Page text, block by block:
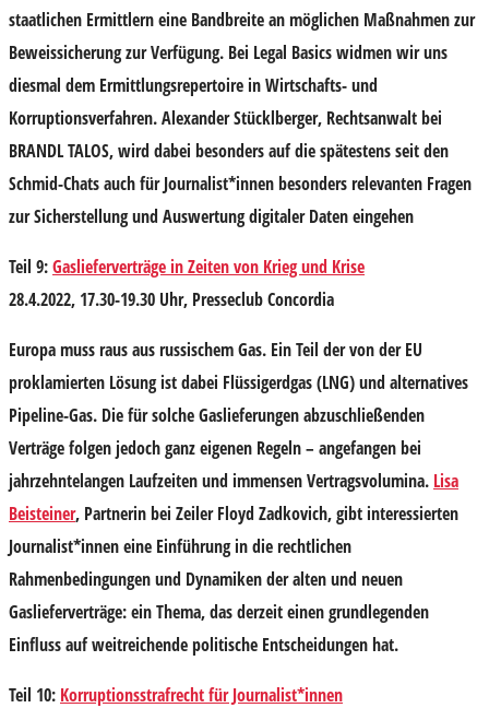
staatlichen Ermittlern eine Bandbreite an möglichen Maßnahmen zur
Beweissicherung zur Verfügung. Bei Legal Basics widmen wir uns
diesmal dem Ermittlungsrepertoire in Wirtschafts- und
Korruptionsverfahren.Alexander Stücklberger, Rechtsanwalt bei
BRANDL TALOS, wird dabei besonders auf die spätestens seit den
Schmid-Chats auch für Journalist*innen besonders relevanten Fragen
zur Sicherstellung und Auswertung digitaler Daten eingehen
Teil 9:Gaslieferverträge in Zeiten von Krieg und Krise
28.4.2022, 17.30-19.30 Uhr, Presseclub Concordia
Europa muss raus aus russischem Gas. Ein Teil der von der EU
proklamierten Lösung ist dabei Flüssigerdgas (LNG) und alternatives
Pipeline-Gas. Die für solche Gaslieferungen abzuschließenden
Verträge folgen jedoch ganz eigenen Regeln – angefangen bei
jahrzehntelangen Laufzeiten und immensen Vertragsvolumina. Lisa
Beisteiner, Partnerin bei Zeiler Floyd Zadkovich, gibt interessierten
Journalist*innen eine Einführung in die rechtlichen
Rahmenbedingungen und Dynamiken der alten und neuen
Gaslieferverträge: ein Thema, das derzeit einen grundlegenden
Einfluss auf weitreichende politische Entscheidungen hat.
Teil 10: Korruptionsstrafrecht für Journalist*innen